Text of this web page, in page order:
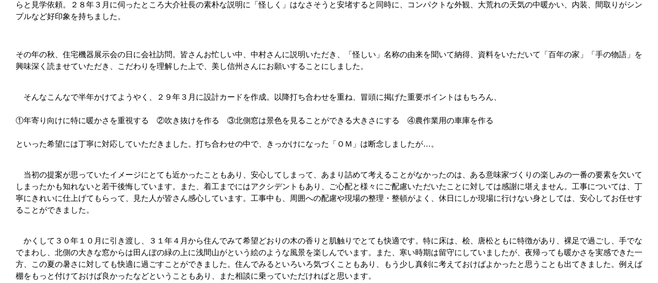
らと見学依頼。２８年３月に伺ったところ大介社長の素朴な説明に「怪しく」はなさそうと安堵すると同時に、コンパクトな外観、大荒れの天気の中暖かい、内装、間取りがシン
プルなど好印象を持ちました。
その年の秋、住宅機器展示会の日に会社訪問。皆さんお忙しい中、中村さんに説明いただき、「怪しい」名称の由来を聞いて納得、資料をいただいて「百年の家」「手の物語」を
興味深く読ませていただき、こだわりを理解した上で、美し信州さんにお願いすることにしました。
そんなこんなで半年かけてようやく、２９年３月に設計カードを作成。以降打ち合わせを重ね、冒頭に掲げた重要ポイントはもちろん、
①年寄り向けに特に暖かさを重視する ②吹き抜けを作る ③北側窓は景色を見ることができる大きさにする ④農作業用の車庫を作る
といった希望には丁寧に対応していただきました。打ち合わせの中で、きっかけになった「ＯＭ」は断念しましたが…。
当初の提案が思っていたイメージにとても近かったこともあり、安心してしまって、あまり詰めて考えることがなかったのは、ある意味家づくりの楽しみの一番の要素を欠いて
しまったかも知れないと若干後悔しています。また、着工までにはアクシデントもあり、ご心配と様々にご配慮いただいたことに対しては感謝に堪えません。工事については、丁
寧にきれいに仕上げてもらって、見た人が皆さん感心しています。工事中も、周囲への配慮や現場の整理・整頓がよく、休日にしか現場に行けない身としては、安心してお任せす
ることができました。
かくして３０年１０月に引き渡し、３１年４月から住んでみて希望どおりの木の香りと肌触りでとても快適です。特に床は、桧、唐松ともに特徴があり、裸足で過ごし、手でな
でまわし、北側の大きな窓からは田んぼの緑の上に浅間山がという絵のような風景を楽しんでいます。また、寒い時期は留守にしていましたが、夜帰っても暖かさを実感できた一
方、この夏の暑さに対しても快適に過ごすことができました。住んでみるといろいろ気づくこともあり、もう少し真剣に考えておけばよかったと思うことも出てきました。例えば
棚をもっと付けておけば良かったなどということもあり、また相談に乗っていただければと思います。